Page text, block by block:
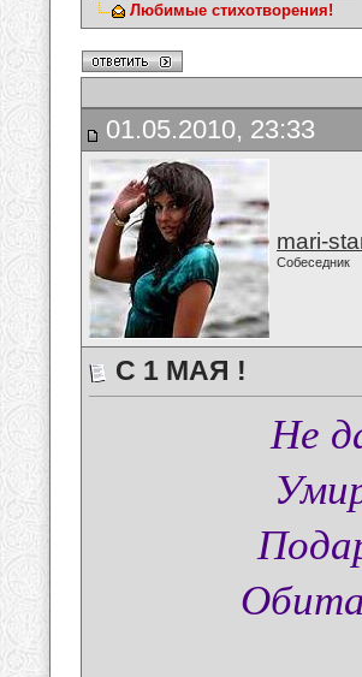
Любимые стихотворения!
01.05.2010, 23:33
mari-
Собеседник
С 1 МАЯ !
Не